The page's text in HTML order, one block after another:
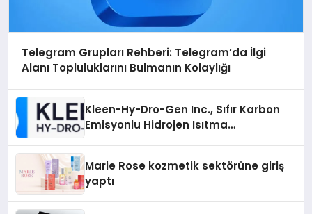
Telegram Grupları Rehberi: Telegram’da İlgi
Alanı Topluluklarını Bulmanın Kolaylığı
Kleen-Hy-Dro-Gen Inc., Sıfır Karbon
Emisyonlu Hidrojen Isıtma
Marie Rose kozmetik sektörüne giriş
yaptı